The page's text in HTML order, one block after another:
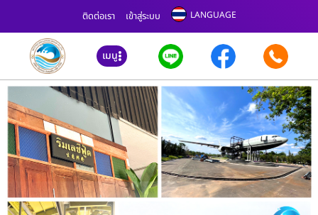
ติดต่อเรา เข้าสู่ระบบ LANGUAGE
เมนู